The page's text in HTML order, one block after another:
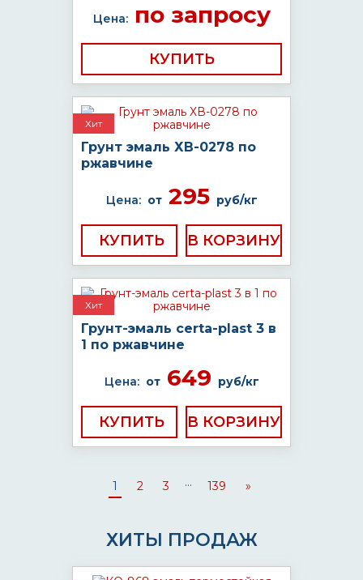
Цена:по запросу
КУПИТЬ
Хит
Грунт эмаль ХВ-0278 по
ржавчине
Цена: от295 руб/кг
КУПИТЬ
Хит
Грунт-эмаль certa-plast 3 в
1 по ржавчине
Цена: от649 руб/кг
КУПИТЬ
1 2 3 ... 139 »
ХИТЫ ПРОДАЖ